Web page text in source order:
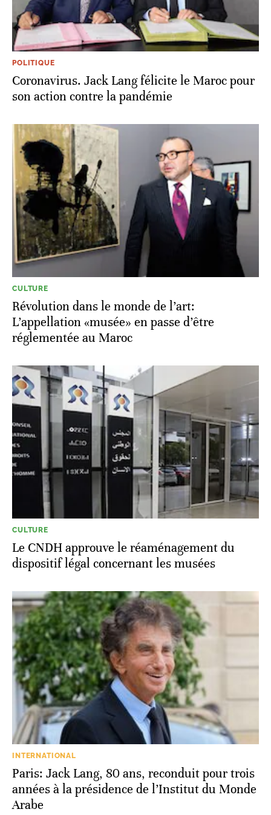
POLITIQUE
Coronavirus. Jack Lang félicite le Maroc pour
son action contre la pandémie
CULTURE
Révolution dans le monde de l’art:
L’appellation «musée» en passe d’être
réglementée au Maroc
CULTURE
Le CNDH approuve le réaménagement du
dispositif légal concernant les musées
INTERNATIONAL
Paris: Jack Lang, 80 ans, reconduit pour trois
années à la présidence de l’Institut du Monde
Arabe